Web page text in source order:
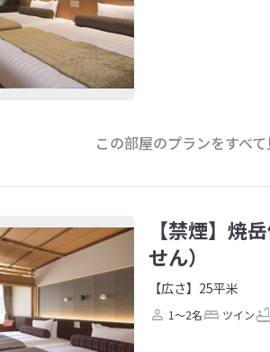
この部屋のプランをすべて
【禁煙】焼
せん）
【広さ】25平米
1～2名 ツイン